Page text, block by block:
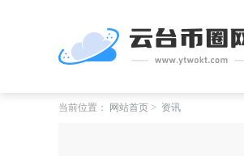
当前位置： 网站首页 资讯